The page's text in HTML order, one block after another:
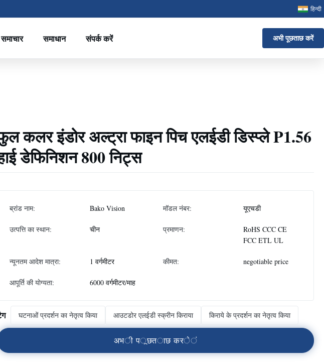
हिन्दी
समाचार समाधान संपर्क करें अभी पूछताछ करें
कलर इंडोर अल्ट्रा फाइन पिच एलईडी डिस्प्ले P1.56
डेफिनिशन 800 निट्स
ब्रांड नाम: Bako Vision मॉडल नंबर: यूएचडी
उत्पत्ति का स्थान: चीन प्रमाणन:
RoHS CCC CE
FCC ETL UL
न्यूनतम आदेश मात्रा: 1 वर्गमीटर कीमत: negotiable price
आपूर्ति की योग्यता: 6000 वर्गमीटर/माह
घटनाओं प्रदर्शन का नेतृत्व किया आउटडोर एलईडी स्क्रीन किराया किराये के प्रदर्शन का नेतृत्व किया
अभी पूछताछ करें